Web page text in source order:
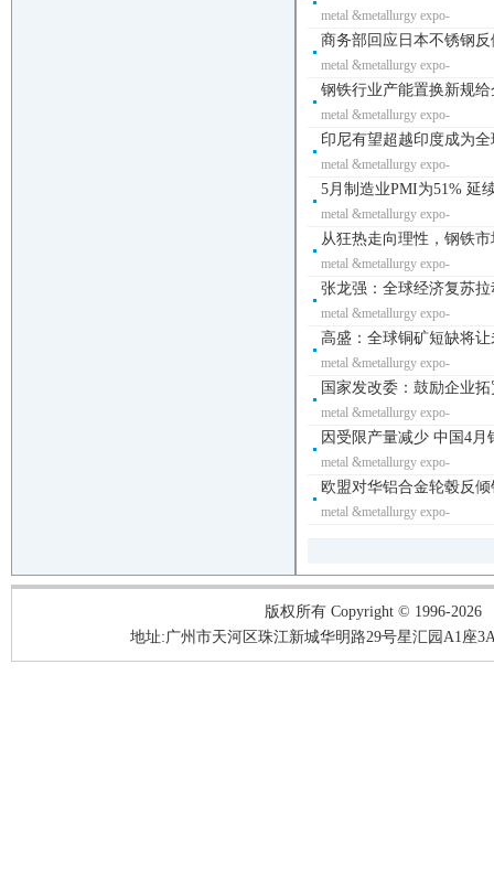
metal &metallurgy expo-
商务部回应日本不锈钢
metal &metallurgy expo-
钢铁行业产能置换新规
metal &metallurgy expo-
印尼有望超越印度成为
metal &metallurgy expo-
5月制造业PMI为51% 延
metal &metallurgy expo-
从狂热走向理性，钢铁
metal &metallurgy expo-
张龙强：全球经济复苏
metal &metallurgy expo-
高盛：全球铜矿短缺将
metal &metallurgy expo-
国家发改委：鼓励企业
metal &metallurgy expo-
因受限产量减少 中国4
metal &metallurgy expo-
欧盟对华铝合金轮毂反
metal &metallurgy expo-
版权所有 Copyright © 1996-2026
地址:广州市天河区珠江新城华明路29号星汇园A1座